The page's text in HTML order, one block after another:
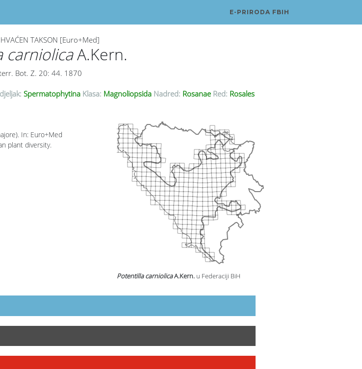
E-PRIRODA FBIH
TAKSON [Euro+Med]
carniolicaA.Kern.
Bot. Z. 20: 44. 1870
Spermatophytina Klasa: Magnoliopsida Nadred: Rosanae Red: Rosales
In: Euro+Med
plant diversity.
Potentilla carniolicaA.Kern. u Federaciji BiH